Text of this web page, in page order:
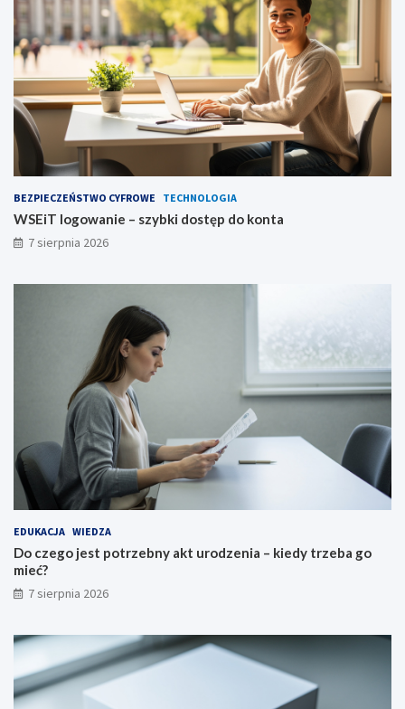
BEZPIECZEŃSTWO CYFROWE TECHNOLOGIA
WSEiT logowanie – szybki dostęp do konta
7 sierpnia 2026
EDUKACJA WIEDZA
Do czego jest potrzebny akt urodzenia – kiedy trzeba go
mieć?
7 sierpnia 2026